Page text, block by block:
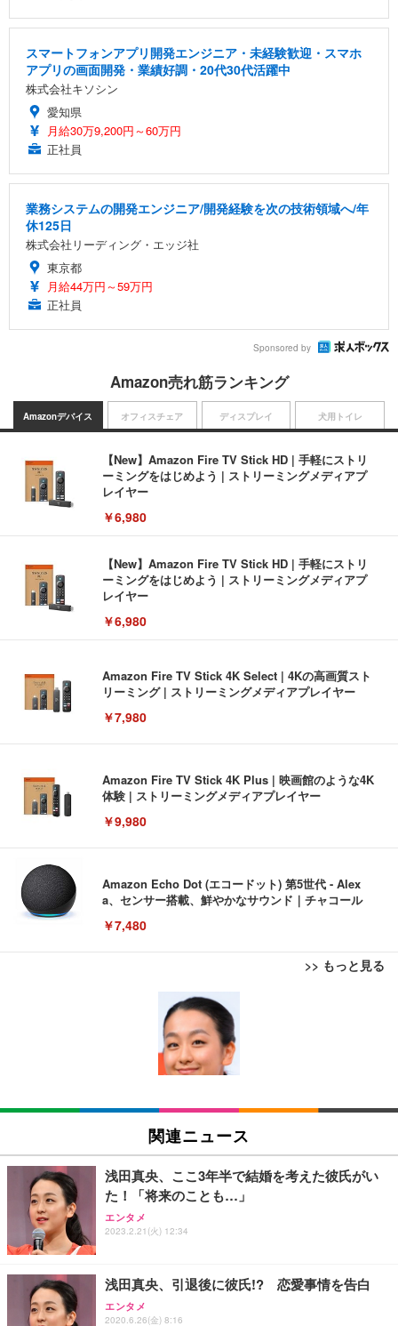
スマートフォンアプリ開発エンジニア・未経験歓迎・スマホ
アプリの画面開発・業績好調・20代30代活躍中
株式会社キソシン
愛知県
月給30万9,200円～60万円
正社員
業務システムの開発エンジニア/開発経験を次の技術領域へ/年
休125日
株式会社リーディング・エッジ社
東京都
月給44万円～59万円
正社員
Sponsored by
Amazon売れ筋ランキング
Amazonデバイス
【New】Amazon Fire TV Stick HD | 手軽にストリ
ーミングをはじめよう | ストリーミングメディアプ
レイヤー
￥6,980
【New】Amazon Fire TV Stick HD | 手軽にストリ
ーミングをはじめよう | ストリーミングメディアプ
レイヤー
￥6,980
Amazon Fire TV Stick 4K Select | 4Kの高画質スト
リーミング | ストリーミングメディアプレイヤー
￥7,980
Amazon Fire TV Stick 4K Plus | 映画館のような4K
体験 | ストリーミングメディアプレイヤー
￥9,980
Amazon Echo Dot (エコードット) 第5世代 - Alex
a、センサー搭載、鮮やかなサウンド｜チャコール
￥7,480
>> もっと見る
オフィスチェア
[EdoErgo] オフィスチェア 椅子 テレワーク 疲れな
い 跳ね上げ式アームレスト コンパクト 約105度ロッ
キング pc 事務椅子 360度回転 座面昇降 強化ナイロ
ン樹脂ベース 通気性メッシュ 在宅ワーク H-WY01
(黒網+黒枠+黒足)
SIHOO B100 オフィスチェア／デスクチェア メッシ
ュチェア 人間工学 疲れない ブラック
￥27,999
Sezlife オフィスチェア デスクチェア 疲れない テレ
ワーク チェア 強化バックレスト 30度ロッキング機
能 人間工学 椅子 腰サポート 90度跳ね上げ式アーム
ョン PCチェア 通気性メッシュ ゲーミング/勉強/事
務用 おしゃれ パソコンチェア (ブラック)
Sezlife オフィスチェア デスクチェア 疲れない テレ
ディスプレイ
EIZO ビジネス向けプレミアムモニター | FlexScan
EV3240X-WT | 31.5型4K UHD・USB Type-C・ホワ
￥105,595
EIZO ビジネス向けプレミアムモニター | FlexScan
￥109,572
【純正品】27"ゲーミングモニター DualSense 充電
フック付き（CFI-ZDM1J）
【整備済み品】Dell E2724HS 27インチ 液晶モニタ
犬用トイレ
Amazonベーシック ペットシーツ 薄型 レギュラー 1
回使い捨て 無香料 ホワイト 300枚
Amazonベーシック ペットシーツ 厚型 ワイド 42枚
x2袋(84枚) ホワイト(吸収面:ライトブルー)
￥3,234
ネオ・ルーライフ ネオ・オムツ L 中型犬用 26枚入
り 単品
Smart Basic(スマートベーシック) 【Amazon.co.jp
関連ニュース
浅田真央、ここ3年半で結婚を考えた彼氏がい
た！「将来のことも…」
エンタメ
2023.2.21(火) 12:34
浅田真央、引退後に彼氏!? 恋愛事情を告白
エンタメ
2020.6.26(金) 8:16